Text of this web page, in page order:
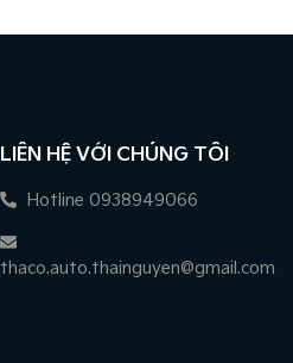
LIÊN HỆ VỚI CHÚNG TÔI
Hotline 0938949066
thaco.auto.thainguyen@gmail.com